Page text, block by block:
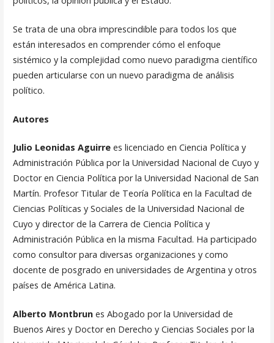
Se trata de una obra imprescindible para todos los que
están interesados en comprender cómo el enfoque
sistémico y la complejidad como nuevo paradigma científico
pueden articularse con un nuevo paradigma de análisis
político.
Autores
Julio Leonidas Aguirrees licenciado en Ciencia Política y
Administración Pública por la Universidad Nacional de Cuyo y
Doctor en Ciencia Política por la Universidad Nacional de San
Martín. Profesor Titular de Teoría Política en la Facultad de
Ciencias Políticas y Sociales de la Universidad Nacional de
Cuyo y director de la Carrera de Ciencia Política y
Administración Pública en la misma Facultad. Ha participado
como consultor para diversas organizaciones y como
docente de posgrado en universidades de Argentina y otros
países de América Latina.
Alberto Montbrunes Abogado por la Universidad de
Buenos Aires y Doctor en Derecho y Ciencias Sociales por la